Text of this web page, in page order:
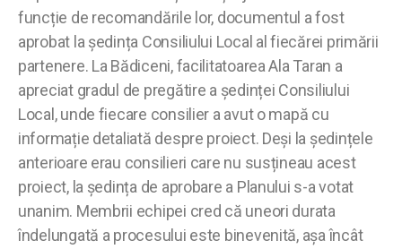
funcție de recomandările lor, documentul a fost
aprobat la ședința Consiliului Local al fiecărei primării
partenere. La Bădiceni, facilitatoarea Ala Taran a
apreciat gradul de pregătire a ședinței Consiliului
Local, unde fiecare consilier a avut o mapă cu
informație detaliată despre proiect. Deși la ședințele
anterioare erau consilieri care nu susțineau acest
proiect, la ședința de aprobare a Planului s-a votat
unanim. Membrii echipei cred că uneori durata
îndelungată a procesului este binevenită, așa încât